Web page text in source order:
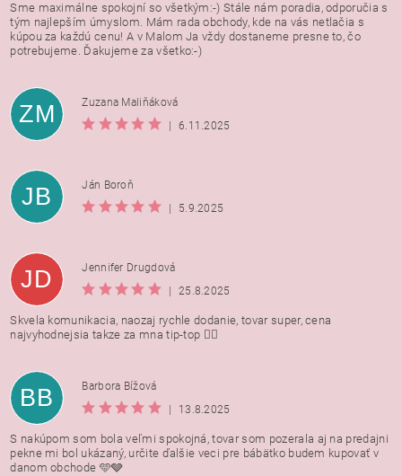
Sme maximálne spokojní so všetkým:-) Stále nám poradia, odporučia s
tým najlepším úmyslom. Mám rada obchody, kde na vás netlačia s
kúpou za každú cenu! A v Malom Ja vždy dostaneme presne to, čo
potrebujeme. Ďakujeme za všetko:-)
ZM
Zuzana Maliňáková
6.11.2025
JB
Ján Boroň
5.9.2025
JD
Jennifer Drugdová
25.8.2025
Skvela komunikacia, naozaj rychle dodanie, tovar super, cena
najvyhodnejsia takze za mna tip-top 👍🏻
BB
Barbora Bížová
13.8.2025
S nakúpom som bola veľmi spokojná, tovar som pozerala aj na predajni
pekne mi bol ukázaný, určite ďalšie veci pre bábätko budem kupovať v
danom obchode 🩵🩶